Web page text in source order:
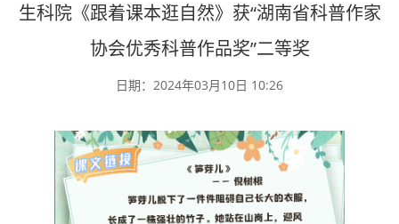
生科院《跟着课本逛自然》获“湖南省科普作家
协会优秀科普作品奖”二等奖
日期：2024年03月10日 10:26